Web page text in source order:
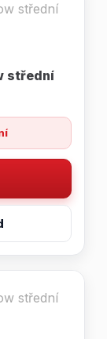
střední